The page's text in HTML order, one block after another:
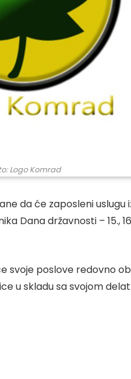
Logo Komrad
da će zaposleni uslugu
Dana državnosti – 15.,
svoje poslove redovno
u skladu sa svojom